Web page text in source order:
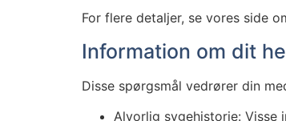
For flere detaljer, se vores side
Information om dit
Disse spørgsmål vedrører din
Alvorlig sygehistorie: Visse